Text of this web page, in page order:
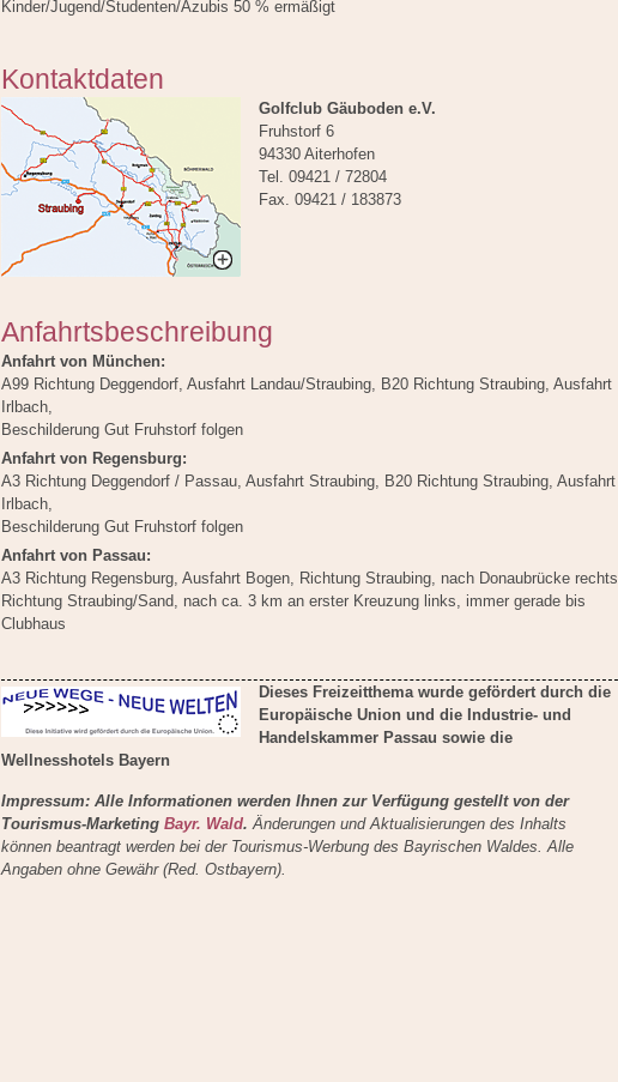
Kinder/Jugend/Studenten/Azubis 50 % ermäßigt
Kontaktdaten
Golfclub Gäuboden e.V.
Fruhstorf 6
94330 Aiterhofen
Tel. 09421 / 72804
Fax. 09421 / 183873
Anfahrtsbeschreibung
Anfahrt von München:
A99 Richtung Deggendorf, Ausfahrt Landau/Straubing, B20 Richtung Straubing, Ausfahrt
Irlbach,
Beschilderung Gut Fruhstorf folgen
Anfahrt von Regensburg:
A3 Richtung Deggendorf / Passau, Ausfahrt Straubing, B20 Richtung Straubing, Ausfahrt
Irlbach,
Beschilderung Gut Fruhstorf folgen
Anfahrt von Passau:
A3 Richtung Regensburg, Ausfahrt Bogen, Richtung Straubing, nach Donaubrücke rechts
Richtung Straubing/Sand, nach ca. 3 km an erster Kreuzung links, immer gerade bis
Clubhaus
Dieses Freizeitthema wurde gefördert durch die
Europäische Union und die Industrie- und
Handelskammer Passau sowie die
Wellnesshotels Bayern
Impressum: Alle Informationen werden Ihnen zur Verfügung gestellt von der
Tourismus-Marketing Bayr. Wald. Änderungen und Aktualisierungen des Inhalts
können beantragt werden bei der Tourismus-Werbung des Bayrischen Waldes. Alle
Angaben ohne Gewähr (Red. Ostbayern).